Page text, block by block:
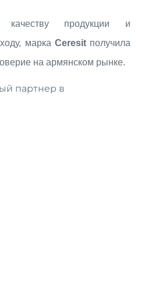
качеству продукции и
марка Ceresitполучила
на армянском рынке.
партнер в